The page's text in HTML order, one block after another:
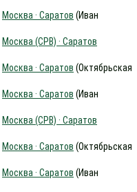
Москва · Саратов (Иван
Москва (СРВ) · Саратов
Москва · Саратов (Октябрьская
Москва · Саратов (Иван
Москва (СРВ) · Саратов
Москва · Саратов (Октябрьская
Москва · Саратов (Иван